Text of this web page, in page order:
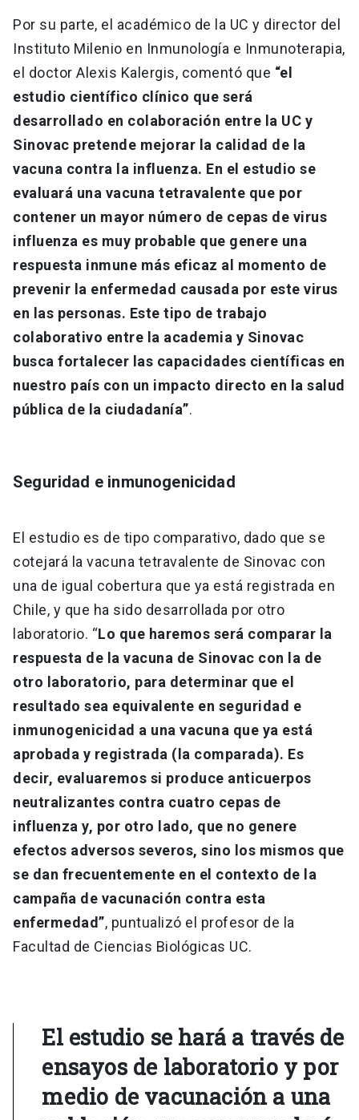
Por su parte, el académico de la UC y director del
Instituto Milenio en Inmunología e Inmunoterapia,
el doctor Alexis Kalergis, comentó que “el
estudio científico clínico que será
desarrollado en colaboración entre la UC y
Sinovac pretende mejorar la calidad de la
vacuna contra la influenza. En el estudio se
evaluará una vacuna tetravalente que por
contener un mayor número de cepas de virus
influenza es muy probable que genere una
respuesta inmune más eficaz al momento de
prevenir la enfermedad causada por este virus
en las personas. Este tipo de trabajo
colaborativo entre la academia y Sinovac
busca fortalecer las capacidades científicas en
nuestro país con un impacto directo en la salud
pública de la ciudadanía”.
Seguridad e inmunogenicidad
El estudio es de tipo comparativo, dado que se
cotejará la vacuna tetravalente de Sinovac con
una de igual cobertura que ya está registrada en
Chile, y que ha sido desarrollada por otro
laboratorio. “Lo que haremos será comparar la
respuesta de la vacuna de Sinovac con la de
otro laboratorio, para determinar que el
resultado sea equivalente en seguridad e
inmunogenicidad a una vacuna que ya está
aprobada y registrada (la comparada). Es
decir, evaluaremos si produce anticuerpos
neutralizantes contra cuatro cepas de
influenza y, por otro lado, que no genere
efectos adversos severos, sino los mismos que
se dan frecuentemente en el contexto de la
campaña de vacunación contra esta
enfermedad”, puntualizó el profesor de la
Facultad de Ciencias Biológicas UC.
El estudio se hará a través de
ensayos de laboratorio y por
medio de vacunación a una